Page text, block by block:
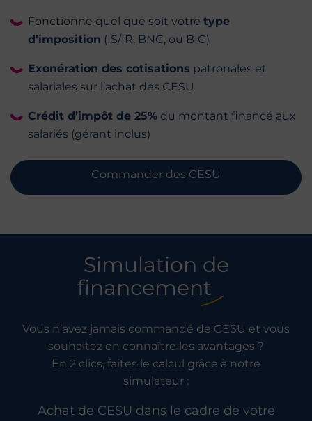
Fonctionne quel que soit votre type
d’imposition (IS/IR, BNC, ou BIC)
Exonération des cotisations patronales et
salariales sur l’achat des CESU
Crédit d’impôt de 25% du montant financé aux
salariés (gérant inclus)
Commander des CESU
Simulation de
financement
Vous n’avez jamais commandé de CESU et vous
souhaitez en connaître les avantages ?
En 2 clics, faites le calcul grâce à notre
simulateur :
Achat de CESU dans le cadre de votre